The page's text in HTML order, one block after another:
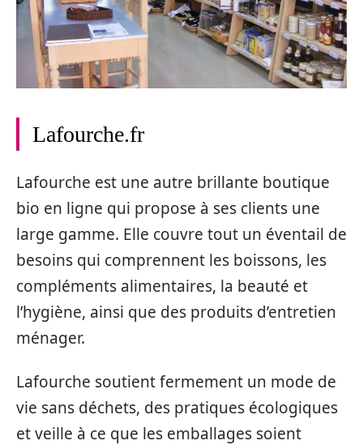
Lafourche.fr
Lafourche est une autre brillante boutique
bio en ligne qui propose à ses clients une
large gamme. Elle couvre tout un éventail de
besoins qui comprennent les boissons, les
compléments alimentaires, la beauté et
l’hygiène, ainsi que des produits d’entretien
ménager.
Lafourche soutient fermement un mode de
vie sans déchets, des pratiques écologiques
et veille à ce que les emballages soient